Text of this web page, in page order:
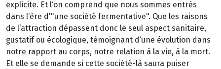
explicite. Et l‘on comprend que nous sommes entrés
dans l‘ère d'"une société fermentative". Que les raisons
de l‘attraction dépassent donc le seul aspect sanitaire,
gustatif ou écologique, témoignant d‘une évolution dans
notre rapport au corps, notre relation à la vie, à la mort.
Et elle se demande si cette société-là saura puiser